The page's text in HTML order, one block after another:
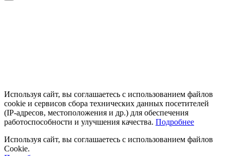
Используя сайт, вы соглашаетесь с использованием файлов
cookie и сервисов сбора технических данных посетителей
(IP‑адресов, местоположения и др.) для обеспечения
работоспособности и улучшения качества. Подробнее
Используя сайт, вы соглашаетесь с использованием файлов
Cookie.